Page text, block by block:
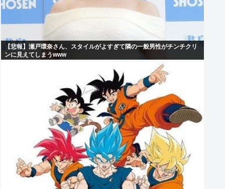
【悲報】瀬戸環奈さん、スタイルがよすぎて隣の一般男性がチンチクリ
ンに見えてしまうwww